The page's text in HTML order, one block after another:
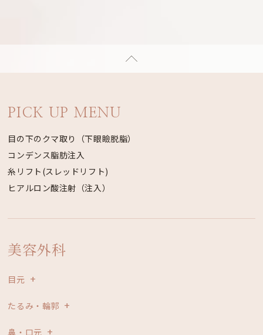
PICK UP MENU
目の下のクマ取り（下眼瞼脱脂）
コンデンス脂肪注入
糸リフト(スレッドリフト)
ヒアルロン酸注射（注入）
美容外科
目元
たるみ・輪郭
鼻・口元